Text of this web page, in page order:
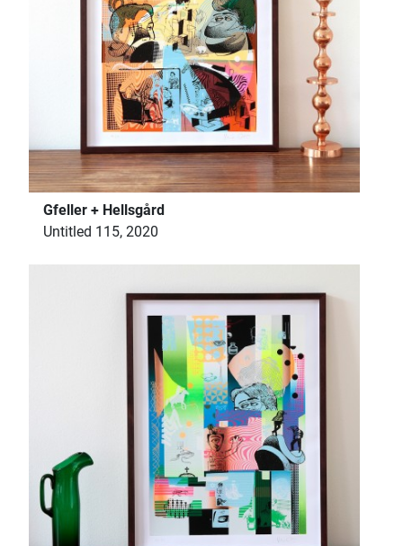
Gfeller + Hellsgård
Untitled 115, 2020